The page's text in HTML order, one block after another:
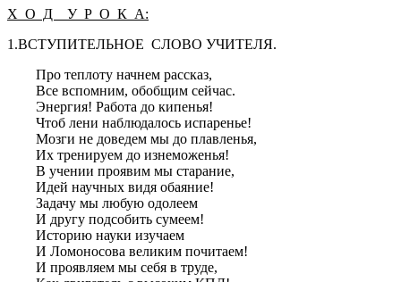
Х О Д У Р О К А:
1.ВСТУПИТЕЛЬНОЕ СЛОВО УЧИТЕЛЯ.
Про теплоту начнем рассказ,
Все вспомним, обобщим сейчас.
Энергия! Работа до кипенья!
Чтоб лени наблюдалось испаренье!
Мозги не доведем мы до плавленья,
Их тренируем до изнеможенья!
В учении проявим мы старание,
Идей научных видя обаяние!
Задачу мы любую одолеем
И другу подсобить сумеем!
Историю науки изучаем
И Ломоносова великим почитаем!
И проявляем мы себя в труде,